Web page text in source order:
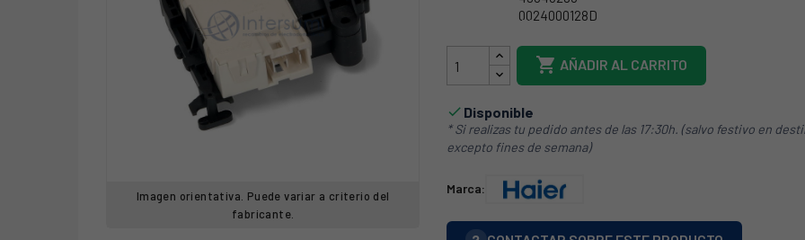
Imagen orientativa. Puede variar a criterio del
fabricante.
0024000128D
1743810000478
 AÑADIR AL CARRITO
 Disponible
* Si realizas tu pedido antes de las 17:30h. (salvo festivo en
excepto fines de semana)
Marca: